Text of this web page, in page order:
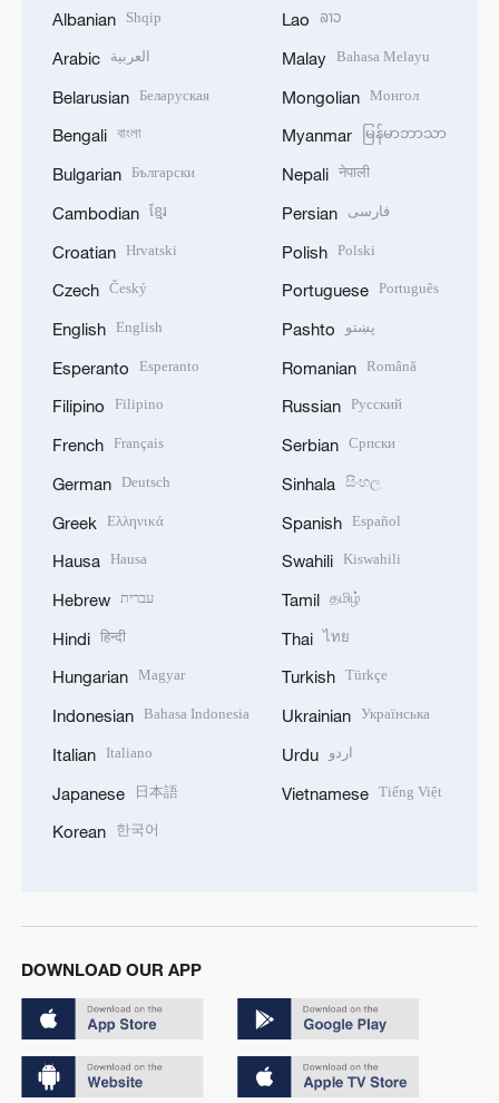
Albanian Shqip
Arabic العربية
Belarusian Беларуская
Bengali বাংলা
Bulgarian Български
Cambodian ខ្មែរ
Croatian Hrvatski
Czech Český
English English
Esperanto Esperanto
Filipino Filipino
French Français
German Deutsch
Greek Ελληνικά
Hausa Hausa
Hebrew עברית
Hindi हिन्दी
Hungarian Magyar
Indonesian Bahasa Indonesia
Italian Italiano
Japanese 日本語
Korean 한국어
Lao ລາວ
Malay Bahasa Melayu
Mongolian Монгол
Myanmar မြန်မာဘာသာ
Nepali नेपाली
Persian فارسی
Polish Polski
Portuguese Português
Pashto پښتو
Romanian Română
Russian Русский
Serbian Српски
Sinhala සිංහල
Spanish Español
Swahili Kiswahili
Tamil தமிழ்
Thai ไทย
Turkish Türkçe
Ukrainian Українська
Urdu اردو
Vietnamese Tiếng Việt
DOWNLOAD OUR APP